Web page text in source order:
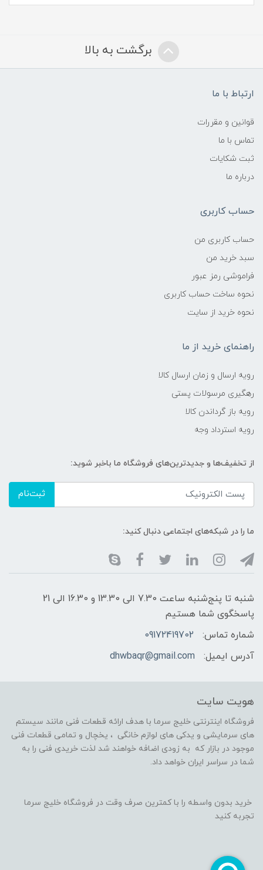
برگشت به بالا
ارتباط با ما
قوانین و مقررات
تماس با ما
ثبت شکایات
درباره ما
حساب کاربری
حساب کاربری من
سبد خرید من
فراموشی رمز عبور
نحوه ساخت حساب کاربری
نحوه خرید از سایت
راهنمای خرید از ما
رویه ارسال و زمان ارسال کالا
رهگیری مرسولات پستی
رویه باز گرداندن کالا
رویه استرداد وجه
از تخفیف‌ها و جدیدترین‌های فروشگاه ما باخبر شوید:
ثبت‌نام
ما را در شبکه‌های اجتماعی دنبال کنید:
شنبه تا پنج‌شنبه ساعت 7.30 الی 13.30 و 16.30 الی 21
پاسخگوی شما هستیم
شماره تماس:
09172419702
آدرس ایمیل:
dhwbaqr@gmail.com
هویت سایت
فروشگاه اینترنتی خلیج سرما با هدف ارائه قطعات فنی مانند سیستم
های سرمایشی و یدکی های لوازم خانگی ، یخچال و تمامی قطعات فنی
موجود در بازار که به زودی اضافه خواهند شد لذت خریدی فنی را به
شما در سراسر ایران خواهد داد.
خرید بدون واسطه را با کمترین صرف وقت در فروشگاه خلیج سرما
تجربه کنید